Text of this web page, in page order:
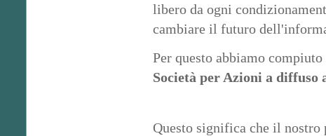
libero da ogni
cambiare il futuro
Per questo abbiamo
Società per Azioni a diffuso
Questo significa che il nostro